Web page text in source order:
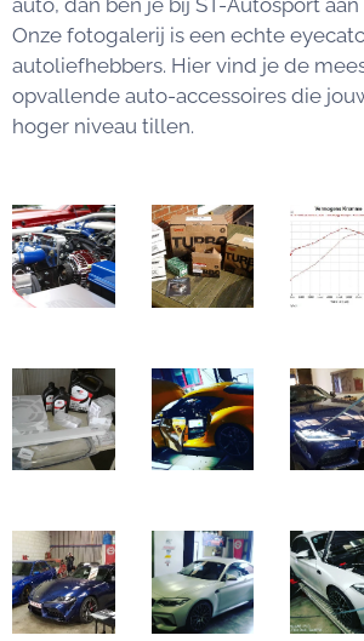
auto, dan ben je bij ST-Autosport
Onze fotogalerij is een echte
autoliefhebbers. Hier vind je de
opvallende auto-accessoires die
hoger niveau tillen.